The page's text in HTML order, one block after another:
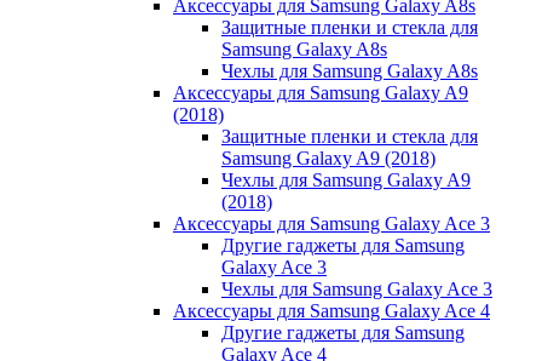
Аксессуары для Samsung Galaxy A8s
Защитные пленки и стекла для
Samsung Galaxy A8s
Чехлы для Samsung Galaxy A8s
Аксессуары для Samsung Galaxy A9
(2018)
Защитные пленки и стекла для
Samsung Galaxy A9 (2018)
Чехлы для Samsung Galaxy A9
(2018)
Аксессуары для Samsung Galaxy Ace 3
Другие гаджеты для Samsung
Galaxy Ace 3
Чехлы для Samsung Galaxy Ace 3
Аксессуары для Samsung Galaxy Ace 4
Другие гаджеты для Samsung
Galaxy Ace 4